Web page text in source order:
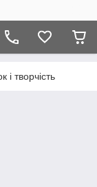
і творчість